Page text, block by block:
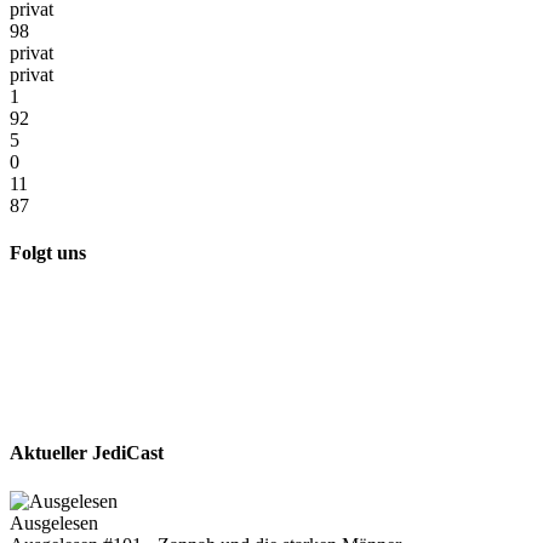
privat
98
privat
privat
1
92
5
0
11
87
Folgt uns
Aktueller JediCast
Ausgelesen